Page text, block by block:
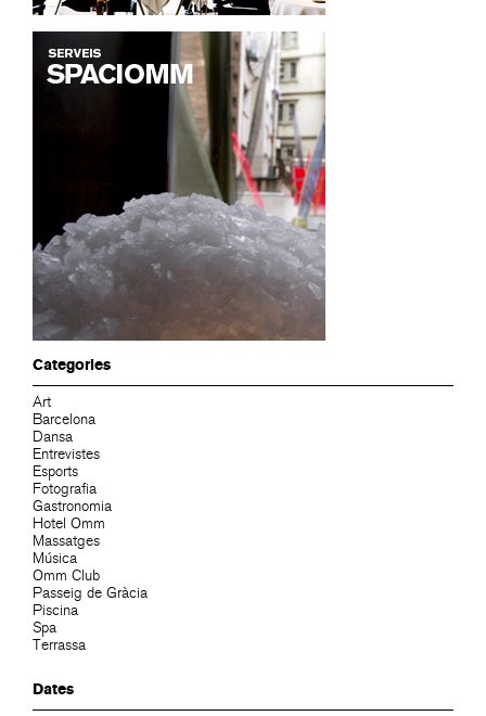
Categories
Art
Barcelona
Dansa
Entrevistes
Esports
Fotografia
Gastronomia
Hotel Omm
Massatges
Música
Omm Club
Passeig de Gràcia
Piscina
Spa
Terrassa
Dates